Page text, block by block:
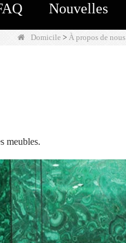
Nouvelles
Domicile > À propos de nous
meubles.